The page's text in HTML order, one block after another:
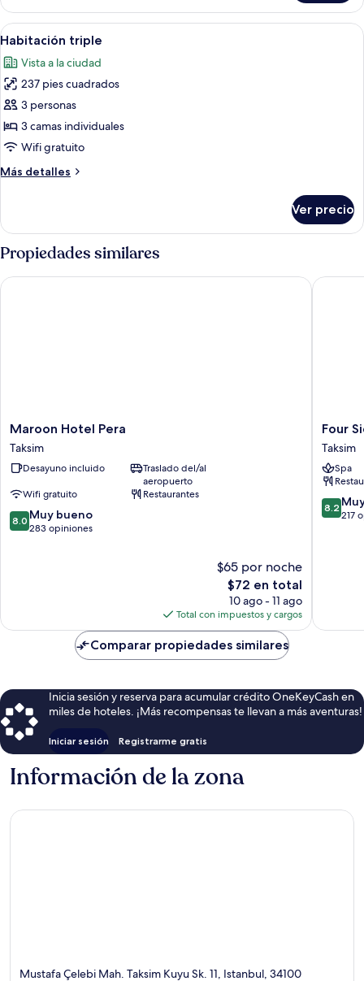
doble
de
uso
Abrir
todas
las
fotos
de
Habitación
triple
Ropa de cama de alta calidad y
5
Habitación triple
Vista a la ciudad
237 pies cuadrados
3 personas
3 camas individuales
Wifi gratuito
Más detalles
Más
triple
Ver precio
Propiedades similares
Maroon
Hotel
Pera
Taksim
Maroon Hotel Pera
Taksim
Desayuno incluido
Traslado del/al
aeropuerto
Wifi gratuito
Restaurantes
8.0
de
8.0 Muy bueno
283 opiniones
$65 por noche
El
precio
actual
es
de
$72
$72 en total
10 ago - 11 ago
Total con impuestos y cargos
Maroon Hotel Pera
Four
Sides
Taksim
Lion
Taksim
Four
Taksim
Spa
8.2
de
8.2
217
Four
Comparar propiedades similares
Inicia sesión y reserva para acumular crédito OneKeyCash en
miles de hoteles. ¡Más recompensas te llevan a más aventuras!
Iniciar sesión Registrarme gratis
Información de la zona
Mustafa Çelebi Mah. Taksim Kuyu Sk. 11, Istanbul, 34100